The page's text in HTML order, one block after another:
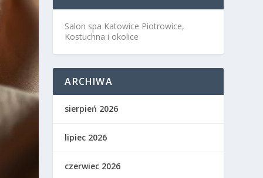
Salon spa Katowice Piotrowice,
Kostuchna i okolice
ARCHIWA
sierpień 2026
lipiec 2026
czerwiec 2026